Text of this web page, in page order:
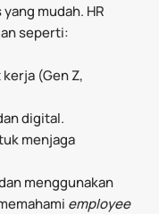
mudah. HR
seperti:
(Gen Z,
digital.
menjaga
menggunakan
employee